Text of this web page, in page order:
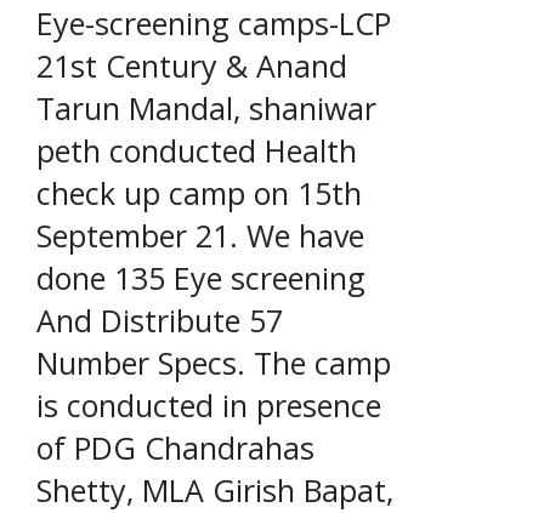
Eye-screening camps-LCP
21st Century & Anand
Tarun Mandal, shaniwar
peth conducted Health
check up camp on 15th
September 21. We have
done 135 Eye screening
And Distribute 57
Number Specs. The camp
is conducted in presence
of PDG Chandrahas
Shetty, MLA Girish Bapat,